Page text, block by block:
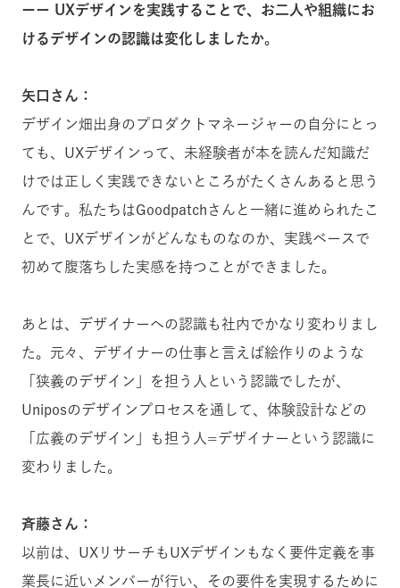
ーー UXデザインを実践することで、お二人や組織にお
けるデザインの認識は変化しましたか。
矢口さん：
デザイン畑出身のプロダクトマネージャーの自分にとっ
ても、UXデザインって、未経験者が本を読んだ知識だ
けでは正しく実践できないところがたくさんあると思う
んです。私たちはGoodpatchさんと一緒に進められたこ
とで、UXデザインがどんなものなのか、実践ベースで
初めて腹落ちした実感を持つことができました。
あとは、デザイナーへの認識も社内でかなり変わりまし
た。元々、デザイナーの仕事と言えば絵作りのような
「狭義のデザイン」を担う人という認識でしたが、
Uniposのデザインプロセスを通して、体験設計などの
「広義のデザイン」も担う人=デザイナーという認識に
変わりました。
斉藤さん：
以前は、UXリサーチもUXデザインもなく要件定義を事
業長に近いメンバーが行い、その要件を実現するために